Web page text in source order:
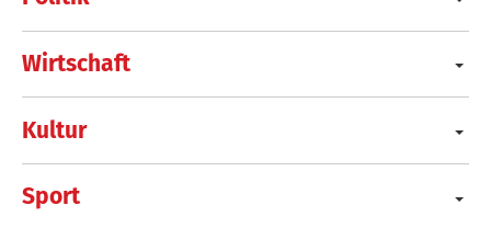
Wirtschaft
Kultur
Sport